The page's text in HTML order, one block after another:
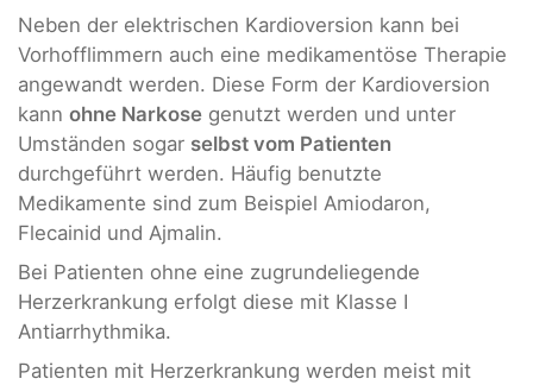
Neben der elektrischen Kardioversion kann bei
Vorhofflimmern auch eine medikamentöse Therapie
angewandt werden. Diese Form der Kardioversion
kann ohne Narkose genutzt werden und unter
Umständen sogar selbst vom Patienten
durchgeführt werden. Häufig benutzte
Medikamente sind zum Beispiel Amiodaron,
Flecainid und Ajmalin.
Bei Patienten ohne eine zugrundeliegende
Herzerkrankung erfolgt diese mit Klasse I
Antiarrhythmika.
Patienten mit Herzerkrankung werden meist mit